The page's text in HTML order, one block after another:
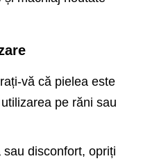
vă că pielea este
pe răni sau
disconfort, opriți